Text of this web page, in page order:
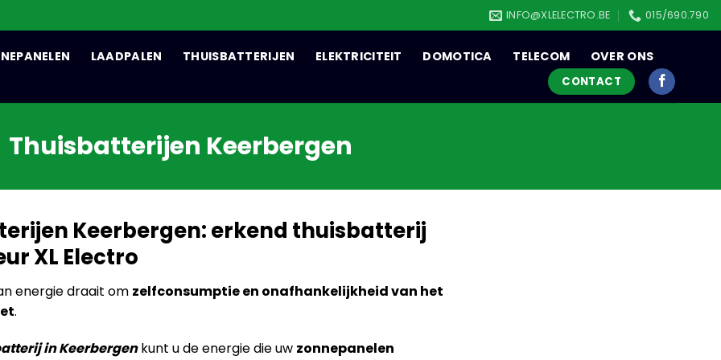
INFO@XLELECTRO.BE 015/690.790
LAADPALEN THUISBATTERIJEN ELEKTRICITEIT DOMOTICA TELECOM OVER ONS
CONTACT
Thuisbatterijen Keerbergen
Keerbergen: erkend thuisbatterij
XL Electro
energie draait om zelfconsumptie en onafhankelijkheid van het
.
in Keerbergenkunt u de energie die uw zonnepanelen